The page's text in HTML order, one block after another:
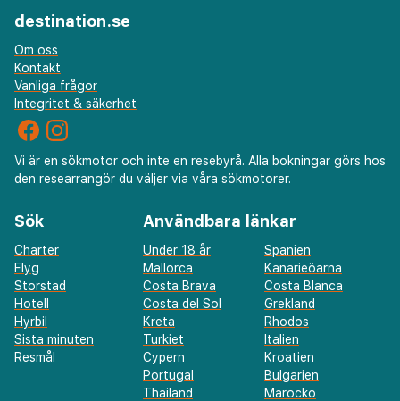
destination.se
Om oss
Kontakt
Vanliga frågor
Integritet & säkerhet
Vi är en sökmotor och inte en resebyrå. Alla bokningar görs hos
den researrangör du väljer via våra sökmotorer.
Sök
Charter
Flyg
Storstad
Hotell
Hyrbil
Sista minuten
Resmål
Användbara länkar
Under 18 år
Spanien
Mallorca
Kanarieöarna
Costa Brava
Costa Blanca
Costa del Sol
Grekland
Kreta
Rhodos
Turkiet
Italien
Cypern
Kroatien
Portugal
Bulgarien
Thailand
Marocko